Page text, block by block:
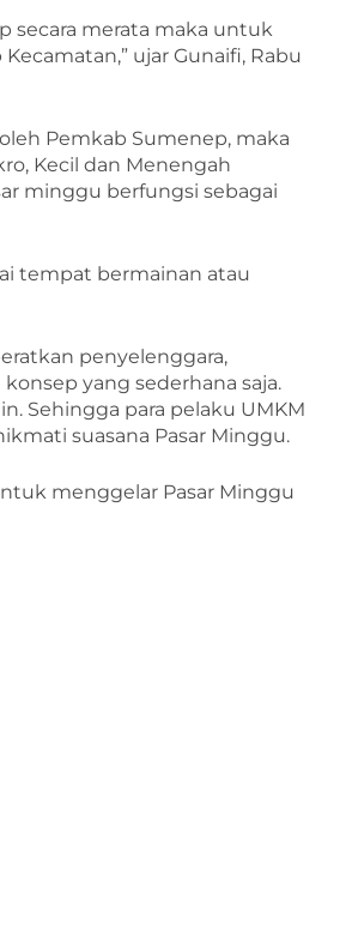
secara merata maka untuk
ujar Gunaifi, Rabu
Pemkab Sumenep, maka
Kecil dan Menengah
minggu berfungsi sebagai
tempat bermainan atau
penyelenggara,
yang sederhana saja.
Sehingga para pelaku UMKM
suasana Pasar Minggu.
menggelar Pasar Minggu